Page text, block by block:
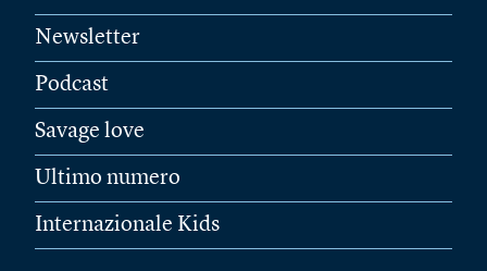
Newsletter
Podcast
Savage love
Ultimo numero
Internazionale Kids